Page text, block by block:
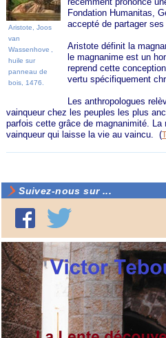
Aristote,Joos
van
Wassenhove
huile sur
panneau de
bois, 1476.
Fondation Humanitas,
accepté de partager
Aristote définit la
le magnanime est un
reprend cette
vertu spécifiquement
Les anthropologues
vainqueur chez les peuples les plus
parfois cette grâce de magnanimité. La
vainqueur qui laisse la vie au vaincu.(
Suivez-nous sur ...